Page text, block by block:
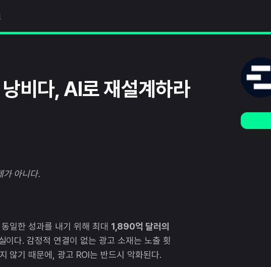
비다, AI로 재설계하라
가 아니다.
일한 성과를 내기 위해 최대 1,890억 달러의
이다. 감정적 연결이 없는 광고 소재는 노출 횟
않기 때문에, 광고 ROI는 반드시 악화된다.